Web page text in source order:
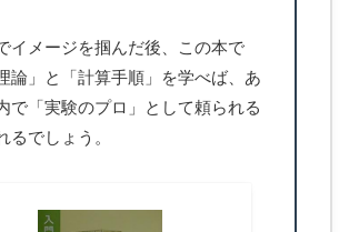
イメージを掴んだ後、この本で
論」と「計算手順」を学べば、あ
で「実験のプロ」として頼られる
るでしょう。